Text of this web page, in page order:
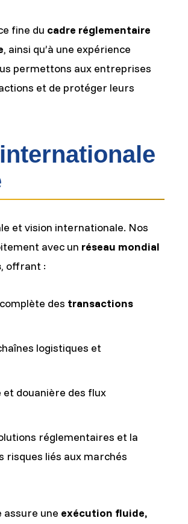
fine du cadre réglementaire
, ainsi qu’à une expérience
permettons aux entreprises
et de protéger leurs
et vision internationale. Nos
avec un réseau mondial
, offrant :
des transactions
logistiques et
et douanière des flux
réglementaires et la
risques liés aux marchés
une exécution fluide,